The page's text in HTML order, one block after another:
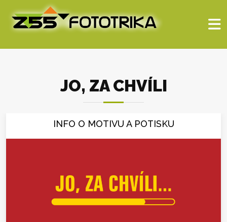
JO, ZA CHVÍLI
INFO O MOTIVU A POTISKU